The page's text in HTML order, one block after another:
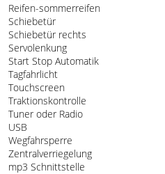
Reifen-sommerreifen
Schiebetür
Schiebetür rechts
Servolenkung
Start Stop Automatik
Tagfahrlicht
Touchscreen
Traktionskontrolle
Tuner oder Radio
USB
Wegfahrsperre
Zentralverriegelung
mp3 Schnittstelle